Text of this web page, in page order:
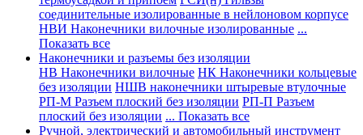
соединительные изолированные в нейлоновом корпусе
НВИ Наконечники вилочные изолированные ...
Показать все
Наконечники и разъемы без изоляции
НВ Наконечники вилочные НК Наконечники кольцевые
без изоляции НШВ наконечники штыревые втулочные
РП-М Разъем плоский без изоляции РП-П Разъем
плоский без изоляции ... Показать все
Ручной, электрический и автомобильный инструмент